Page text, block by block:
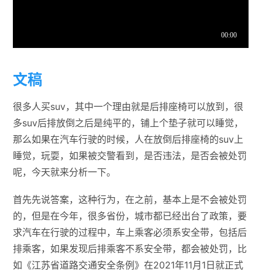
文稿
很多人买suv，其中一个理由就是后排座椅可以放到，很
多suv后排放倒之后是纯平的，铺上个垫子就可以睡觉，
那么如果在汽车行驶的时候，人在放倒后排座椅的suv上
睡觉，玩耍，如果被交警看到，是否违法，是否会被处罚
呢，今天就来分析一下。
首先先说答案，这种行为，在之前，基本上是不会被处罚
的，但是在今年，很多省份，城市都已经出台了政策，要
求汽车在行驶的过程中，车上乘客必须系安全带，包括后
排乘客，如果发现后排乘客不系安全带，都会被处罚，比
如《江苏省道路交通安全条例》在2021年11月1日就正式